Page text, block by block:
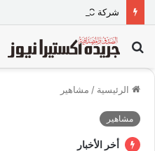
بحث
عن
الرئيسية / مشاهير
مشاهير
أخر الأخبار